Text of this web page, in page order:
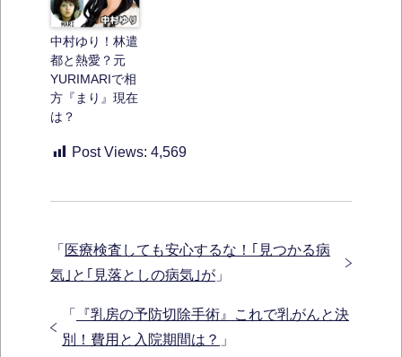
中村ゆり！林遣
都と熱愛？元
YURIMARIで相
方『まり』現在
は？
Post Views: 4,569
「 医療検査しても安心するな！｢見つかる病
気｣と｢見落としの病気｣が 」
「
『乳房の予防切除手術』これで乳がんと決
別！費用と入院期間は？ 」